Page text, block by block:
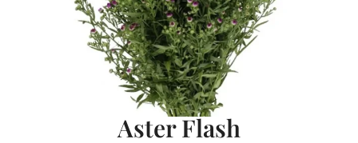
Aster Flash